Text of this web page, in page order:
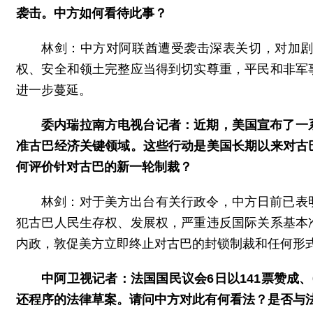
袭击。中方如何看待此事？
林剑：中方对阿联酋遭受袭击深表关切，对加
权、安全和领土完整应当得到切实尊重，平民和非
进一步蔓延。
委内瑞拉南方电视台记者：近期，美国宣布了
准古巴经济关键领域。这些行动是美国长期以来对
何评价针对古巴的新一轮制裁？
林剑：对于美方出台有关行政令，中方日前已
犯古巴人民生存权、发展权，严重违反国际关系基
内政，敦促美方立即终止对古巴的封锁制裁和任何形
中阿卫视记者：法国国民议会6日以141票赞成
还程序的法律草案。请问中方对此有何看法？是否